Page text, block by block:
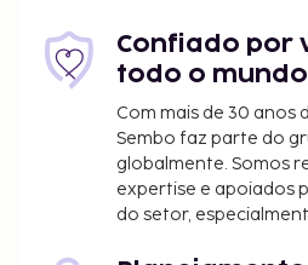
Confiado por
todo o mundo
Com mais de 30 anos
Sembo faz parte do
globalmente. Somos
expertise e apoiados
do setor,